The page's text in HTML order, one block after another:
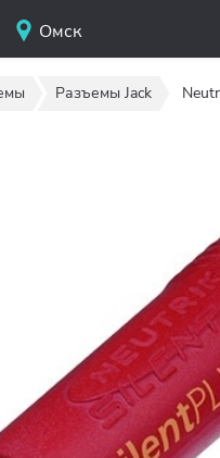
Омск
Разъемы Jack